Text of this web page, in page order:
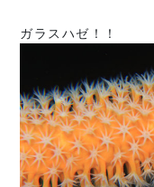
ガラスハゼ！！